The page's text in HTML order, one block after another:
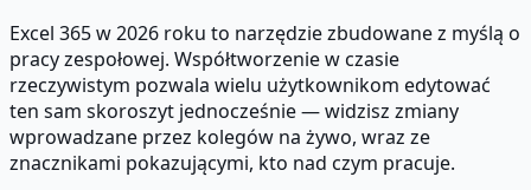
Excel 365 w 2026 roku to narzędzie zbudowane z myślą o
pracy zespołowej. Współtworzenie w czasie
rzeczywistym pozwala wielu użytkownikom edytować
ten sam skoroszyt jednocześnie — widzisz zmiany
wprowadzane przez kolegów na żywo, wraz ze
znacznikami pokazującymi, kto nad czym pracuje.